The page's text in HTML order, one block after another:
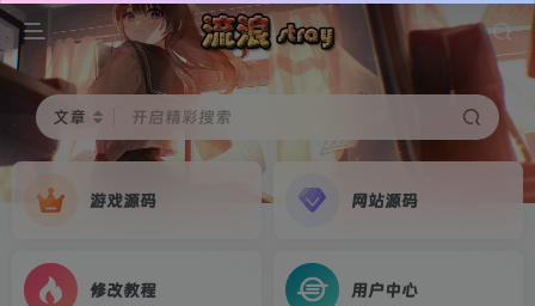
文章 开启精彩搜索
游戏源码 网站源码
修改教程 用户中心